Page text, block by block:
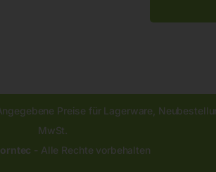
Preise für Lagerware,
MwSt.
- Alle Rechte vorbehalten